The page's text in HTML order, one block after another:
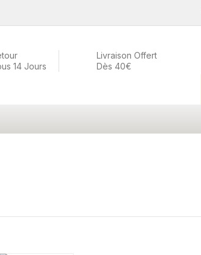
14 Jours
Livraison Offert
Dès 40€